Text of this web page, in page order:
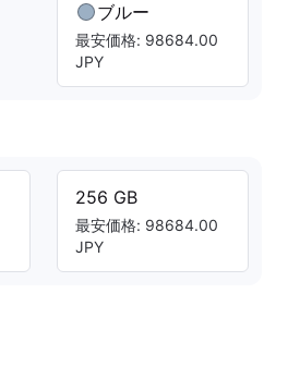
ブルー
最安価格: 98684.00
JPY
256 GB
最安価格: 98684.00
JPY